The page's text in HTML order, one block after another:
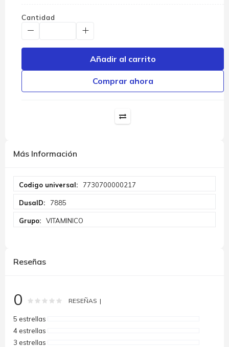
Cantidad
Añadir al carrito
Comprar ahora
Más Información
Información
7730700000217
7885
VITAMINICO
Reseñas
0 Rating: % of100
RESEÑAS
5 estrellas
4 estrellas
3 estrellas